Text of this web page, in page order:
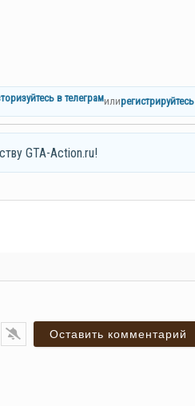
в телеграмилирегистрируйтесь
GTA-Action.ru!